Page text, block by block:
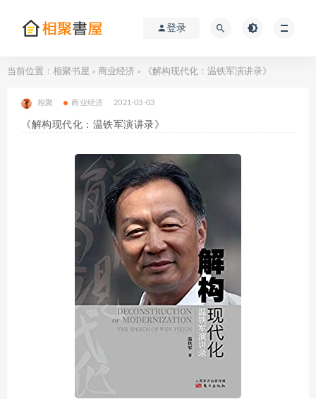
登录
当前位置： 相聚书屋 > 商业经济 > 《解构现代化：温铁军演讲录》
相聚 商业经济 2021-03-03
《解构现代化：温铁军演讲录》